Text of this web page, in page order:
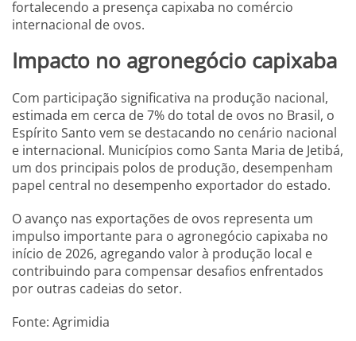
fortalecendo a presença capixaba no comércio
internacional de ovos.
Impacto no agronegócio capixaba
Com participação significativa na produção nacional,
estimada em cerca de 7% do total de ovos no Brasil, o
Espírito Santo vem se destacando no cenário nacional
e internacional. Municípios como Santa Maria de Jetibá,
um dos principais polos de produção, desempenham
papel central no desempenho exportador do estado.
O avanço nas exportações de ovos representa um
impulso importante para o agronegócio capixaba no
início de 2026, agregando valor à produção local e
contribuindo para compensar desafios enfrentados
por outras cadeias do setor.
Fonte: Agrimidia